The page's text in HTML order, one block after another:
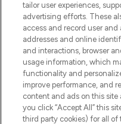
make-up van
Shop online of
Do Not Sell
HELP &
tailor user experiences,
advertising efforts. These
access and record user and
addresses and online
and interactions, browser
usage information, which
functionality and
improve performance, and
content and ads on this site
you click “Accept All” this
third party cookies) for all of